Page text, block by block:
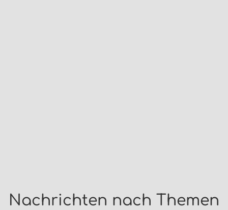
Nachrichten nach Themen